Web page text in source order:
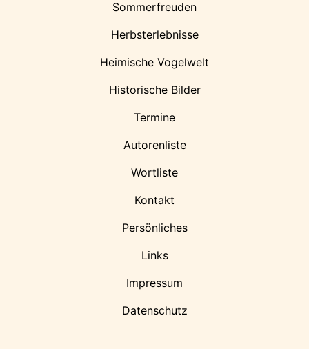
Sommerfreuden
Herbsterlebnisse
Heimische Vogelwelt
Historische Bilder
Termine
Autorenliste
Wortliste
Kontakt
Persönliches
Links
Impressum
Datenschutz